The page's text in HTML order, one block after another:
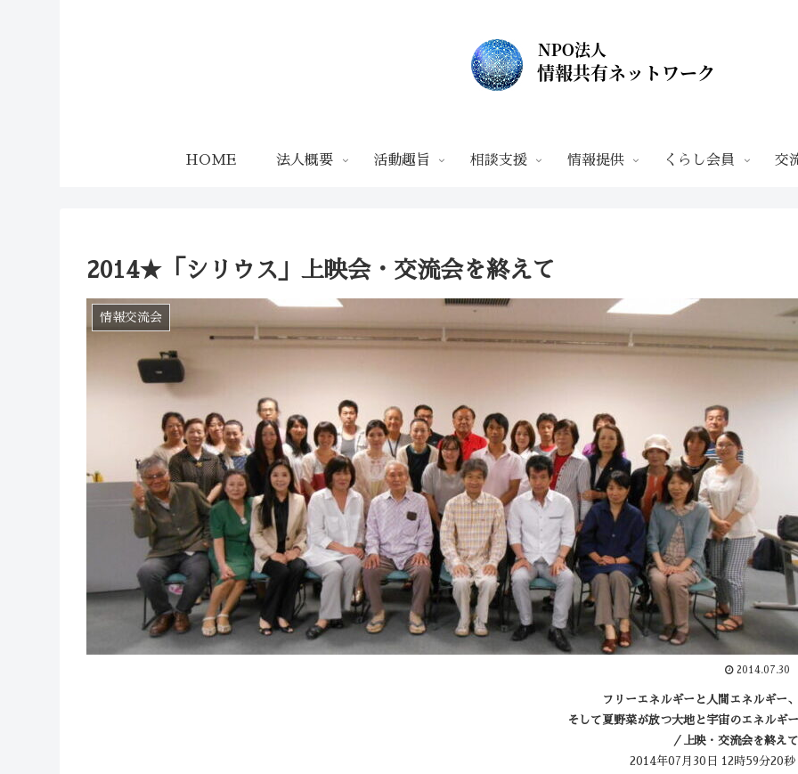
HOME 法人概要 活動趣旨 相談支援 情報提供 くらし会員 交
2014★「シリウス」上映会・交流会を終えて
情報交流会
2014.07.30
フリーエネルギーと人間エネルギー、
そして夏野菜が放つ大地と宇宙のエネルギー
／上映・交流会を終えて
2014年07月30日 12時59分20秒